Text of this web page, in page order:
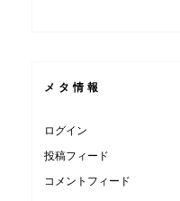
メタ情報
ログイン
投稿フィード
コメントフィード